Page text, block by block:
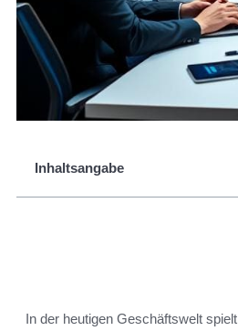
Inhaltsangabe
In der heutigen Geschäftswelt spielt